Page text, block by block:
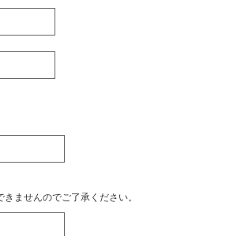
ませんのでご了承ください。